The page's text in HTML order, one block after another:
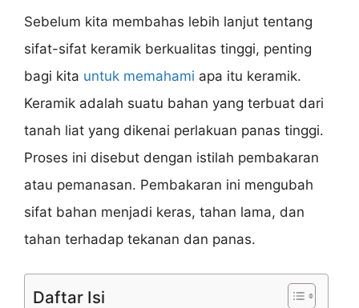
Sebelum kita membahas lebih lanjut tentang
sifat-sifat keramik berkualitas tinggi, penting
bagi kita untuk memahami apa itu keramik.
Keramik adalah suatu bahan yang terbuat dari
tanah liat yang dikenai perlakuan panas tinggi.
Proses ini disebut dengan istilah pembakaran
atau pemanasan. Pembakaran ini mengubah
sifat bahan menjadi keras, tahan lama, dan
tahan terhadap tekanan dan panas.
Daftar Isi